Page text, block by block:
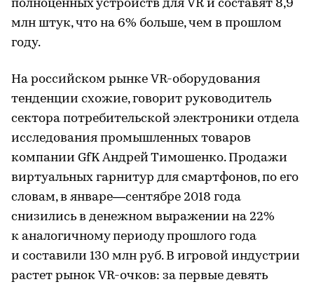
полноценных устройств для VR и составят 8,9
млн штук, что на 6% больше, чем в прошлом
году.
На российском рынке VR-оборудования
тенденции схожие, говорит руководитель
сектора потребительской электроники отдела
исследования промышленных товаров
компании GfK Андрей Тимошенко. Продажи
виртуальных гарнитур для смартфонов, по его
словам, в январе—сентябре 2018 года
снизились в денежном выражении на 22%
к аналогичному периоду прошлого года
и составили 130 млн руб. В игровой индустрии
растет рынок VR-очков: за первые девять